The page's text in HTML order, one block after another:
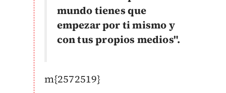
mundo tienes que
empezar por ti mismo y
con tus propios medios".
m{2572519}